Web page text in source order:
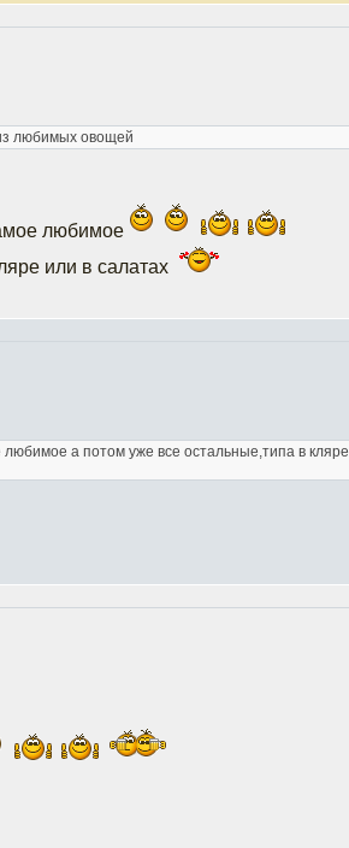
любимых овощей
любимое
или в салатах
любимое а потом уже все остальные,типа в кляре